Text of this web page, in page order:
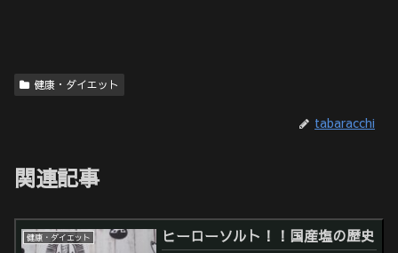
健康・ダイエット
tabaracchi
関連記事
健康・ダイエット ヒーローソルト！！国産塩の歴史